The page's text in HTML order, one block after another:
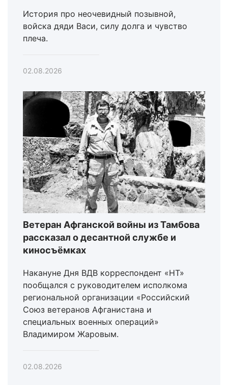
История про неочевидный позывной,
войска дяди Васи, силу долга и чувство
плеча.
02.08.2026
Ветеран Афганской войны из Тамбова
рассказал о десантной службе и
киносъёмках
Накануне Дня ВДВ корреспондент «НТ»
пообщался с руководителем исполкома
региональной организации «Российский
Союз ветеранов Афганистана и
специальных военных операций»
Владимиром Жаровым.
02.08.2026